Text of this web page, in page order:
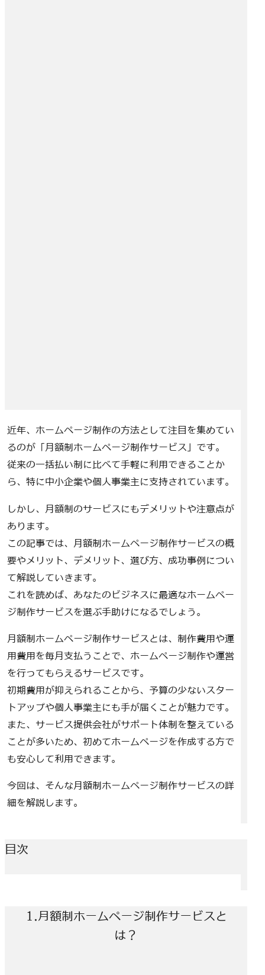
近年、ホームページ制作の方法として注目を集めてい
るのが「月額制ホームページ制作サービス」です。
従来の一括払い制に比べて手軽に利用できることか
ら、特に中小企業や個人事業主に支持されています。
しかし、月額制のサービスにもデメリットや注意点が
あります。
この記事では、月額制ホームページ制作サービスの概
要やメリット、デメリット、選び方、成功事例につい
て解説していきます。
これを読めば、あなたのビジネスに最適なホームペー
ジ制作サービスを選ぶ手助けになるでしょう。
月額制ホームページ制作サービスとは、制作費用や運
用費用を毎月支払うことで、ホームページ制作や運営
を行ってもらえるサービスです。
初期費用が抑えられることから、予算の少ないスター
トアップや個人事業主にも手が届くことが魅力です。
また、サービス提供会社がサポート体制を整えている
ことが多いため、初めてホームページを作成する方で
も安心して利用できます。
今回は、そんな月額制ホームページ制作サービスの詳
細を解説します。
目次
1.月額制ホームページ制作サービスと
は？